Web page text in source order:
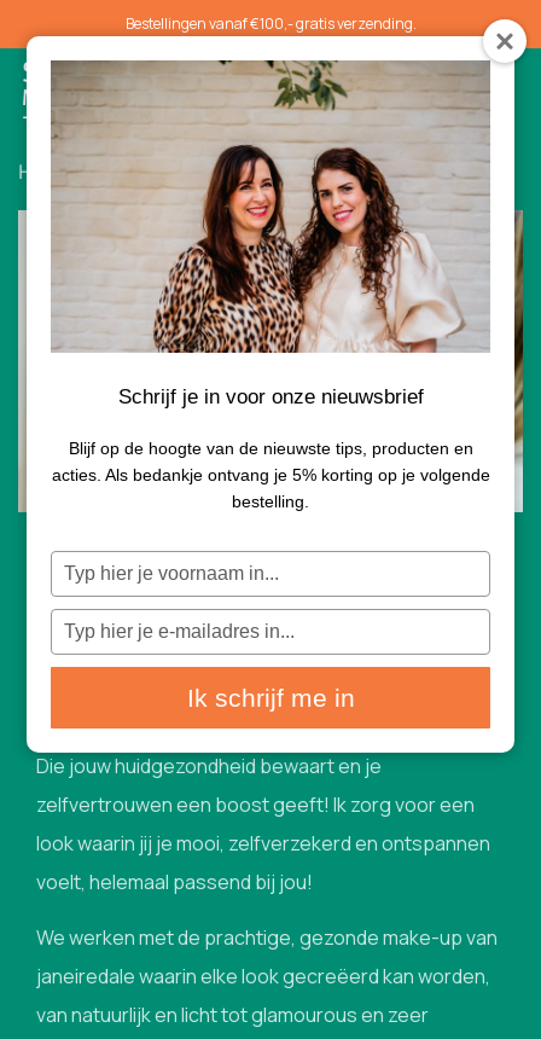
Bestellingen vanaf €100,- gratis verzending.
0
Home/Gezichtsbehandelingen/ Bruidsmake-up
Bruidsmake-up
Jouw trouwdag draait om genieten, stralen en je
helemaal jezelf voelen. En daar hoort natuurlijk een
make-up look bij die perfect aansluit bij jou en je huid.
Die jouw huidgezondheid bewaart en je
zelfvertrouwen een boost geeft! Ik zorg voor een
look waarin jij je mooi, zelfverzekerd en ontspannen
voelt, helemaal passend bij jou!
We werken met de prachtige, gezonde make-up van
janeiredale waarin elke look gecreëerd kan worden,
van natuurlijk en licht tot glamourous en zeer
Schrijf je in voor onze nieuwsbrief
Blijf op de hoogte van de nieuwste tips, producten en
acties. Als bedankje ontvang je 5% korting op je volgende
bestelling.
Typ
naam
in
Typ
e-
mailadres
Ik schrijf me in